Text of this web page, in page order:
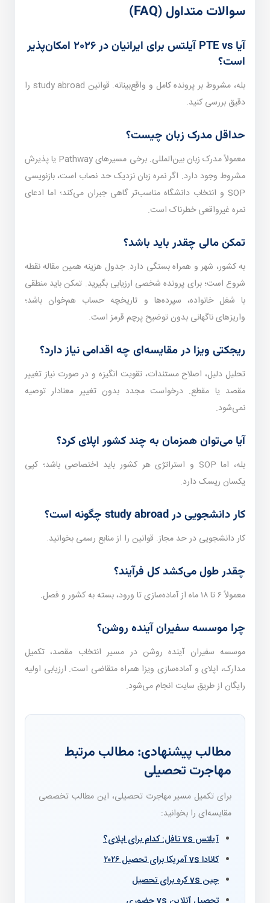
سوالات متداول (FAQ)
آیا PTE vs آیلتس برای ایرانیان در ۲۰۲۶ امکان‌پذیر
است؟
بله، مشروط بر پرونده کامل و واقع‌بینانه. قوانین study abroad را
دقیق بررسی کنید.
حداقل مدرک زبان چیست؟
معمولاً مدرک زبان بین‌المللی. برخی مسیرهای Pathway یا پذیرش
مشروط وجود دارد. اگر نمره زبان نزدیک حد نصاب است، بازنویسی
SOP و انتخاب دانشگاه مناسب‌تر گاهی جبران می‌کند؛ اما ادعای
نمره غیرواقعی خطرناک است.
تمکن مالی چقدر باید باشد؟
به کشور، شهر و همراه بستگی دارد. جدول هزینه همین مقاله نقطه
شروع است؛ برای پرونده شخصی ارزیابی بگیرید. تمکن باید منطقی
با شغل خانواده، سپرده‌ها و تاریخچه حساب هم‌خوان باشد؛
واریزهای ناگهانی بدون توضیح پرچم قرمز است.
ریجکتی ویزا در مقایسه‌ای چه اقدامی نیاز دارد؟
تحلیل دلیل، اصلاح مستندات، تقویت انگیزه و در صورت نیاز تغییر
مقصد یا مقطع. درخواست مجدد بدون تغییر معنا‌دار توصیه
نمی‌شود.
آیا می‌توان همزمان به چند کشور اپلای کرد؟
بله، اما SOP و استراتژی هر کشور باید اختصاصی باشد؛ کپی
یکسان ریسک دارد.
کار دانشجویی در study abroad چگونه است؟
کار دانشجویی در حد مجاز. قوانین را از منابع رسمی بخوانید.
چقدر طول می‌کشد کل فرآیند؟
معمولاً ۶ تا ۱۸ ماه از آماده‌سازی تا ورود، بسته به کشور و فصل.
چرا موسسه سفیران آینده روشن؟
موسسه سفیران آینده روشن در مسیر انتخاب مقصد، تکمیل
مدارک، اپلای و آماده‌سازی ویزا همراه متقاضی است. ارزیابی اولیه
رایگان از طریق سایت انجام می‌شود.
مطالب پیشنهادی: مطالب مرتبط
مهاجرت تحصیلی
برای تکمیل مسیر مهاجرت تحصیلی، این مطالب تخصصی
مقایسه‌ای را بخوانید:
آیلتس vs تافل: کدام برای اپلای؟
کانادا vs آمریکا برای تحصیل ۲۰۲۶
چین vs کره برای تحصیل